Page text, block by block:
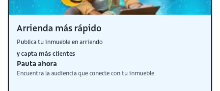
Arrienda más rápido
Publica tu inmueble en arriendo
y capta más clientes
Pauta ahora
Encuentra la audiencia que conecte con tu inmueble